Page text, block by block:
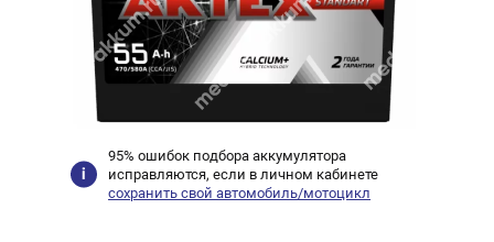
95% ошибок подбора аккумулятора
исправляются, если в личном кабинете
сохранить свой автомобиль/мотоцикл